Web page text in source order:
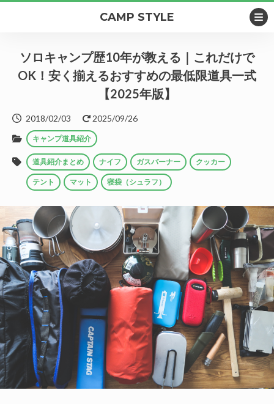
CAMP STYLE
ソロキャンプ歴10年が教える｜これだけで
OK！安く揃えるおすすめの最低限道具一式
【2025年版】
2018/02/03 2025/09/26
キャンプ道具紹介
道具紹介まとめ ナイフ ガスバーナー クッカー
テント マット 寝袋（シュラフ）